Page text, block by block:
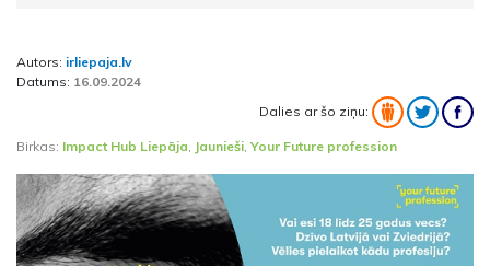
Autors: irliepaja.lv
Datums: 16.09.2024
Dalies ar šo ziņu:
Birkas: Impact Hub Liepāja, Jaunieši,Your Future profession